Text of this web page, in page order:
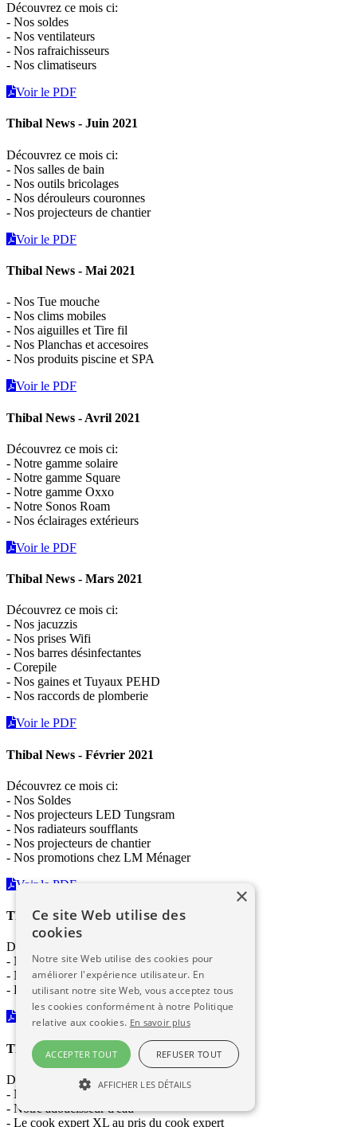
Découvrez ce mois ci:
- Nos soldes
- Nos ventilateurs
- Nos rafraichisseurs
- Nos climatiseurs
Voir le PDF
Thibal News - Juin 2021
Découvrez ce mois ci:
- Nos salles de bain
- Nos outils bricolages
- Nos dérouleurs couronnes
- Nos projecteurs de chantier
Voir le PDF
Thibal News - Mai 2021
- Nos Tue mouche
- Nos clims mobiles
- Nos aiguilles et Tire fil
- Nos Planchas et accesoires
- Nos produits piscine et SPA
Voir le PDF
Thibal News - Avril 2021
Découvrez ce mois ci:
- Notre gamme solaire
- Notre gamme Square
- Notre gamme Oxxo
- Notre Sonos Roam
- Nos éclairages extérieurs
Voir le PDF
Thibal News - Mars 2021
Découvrez ce mois ci:
- Nos jacuzzis
- Nos prises Wifi
- Nos barres désinfectantes
- Corepile
- Nos gaines et Tuyaux PEHD
- Nos raccords de plomberie
Voir le PDF
Thibal News - Février 2021
Découvrez ce mois ci:
- Nos Soldes
- Nos projecteurs LED Tungsram
- Nos radiateurs soufflants
- Nos projecteurs de chantier
- Nos promotions chez LM Ménager
Voir le PDF
Thibal News - Janvier 2021
Découvrez ce mois ci:
- Nos meilleurs vœux pour cette année 2021
- Notre nouveauté de manchons isolés
- La literie chez LM Ménager
Voir le PDF
Thibal News - Décembre 2020
Découvrez ce mois ci :
- Notre robot piscine
- Notre adoucisseur d'eau
- Le cook expert XL au pris du cook expert
×
Ce site Web utilise des
cookies
Notre site Web utilise des cookies pour
améliorer l'expérience utilisateur. En
utilisant notre site Web, vous acceptez tous
les cookies conformément à notre Politique
relative aux cookies. En savoir plus
ACCEPTER TOUT REFUSER TOUT
AFFICHER LES DÉTAILS